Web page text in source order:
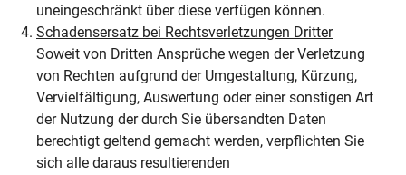
uneingeschränkt über diese verfügen können.
Schadensersatz bei Rechtsverletzungen Dritter
Soweit von Dritten Ansprüche wegen der Verletzung
von Rechten aufgrund der Umgestaltung, Kürzung,
Vervielfältigung, Auswertung oder einer sonstigen Art
der Nutzung der durch Sie übersandten Daten
berechtigt geltend gemacht werden, verpflichten Sie
sich alle daraus resultierenden